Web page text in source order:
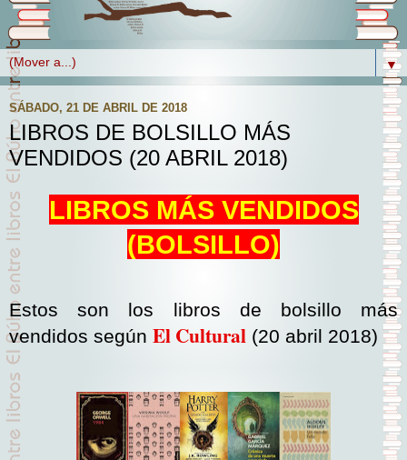
▼
SÁBADO, 21 DE ABRIL DE 2018
LIBROS DE BOLSILLO MÁS
VENDIDOS (20 ABRIL 2018)
LIBROS MÁS VENDIDOS
(BOLSILLO)
Estos son los libros de bolsillo más
vendidos según El Cultural (20 abril 2018)